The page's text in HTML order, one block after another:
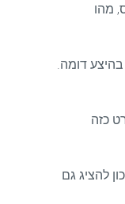
מהו
דומה.
כזה
להציג גם